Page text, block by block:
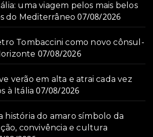
uma viagem pelos mais belos
do Mediterrâneo 07/08/2026
Tombaccini como novo cônsul-
07/08/2026
verão em alta e atrai cada vez
à Itália 07/08/2026
história do amaro símbolo da
convivência e cultura